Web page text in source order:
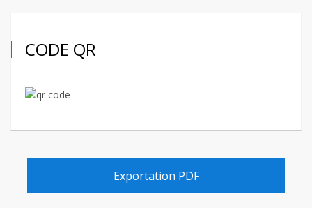
CODE QR
Exportation PDF